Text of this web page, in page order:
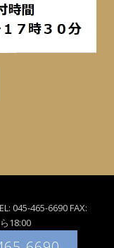
045-465-6690 FAX:
18:00